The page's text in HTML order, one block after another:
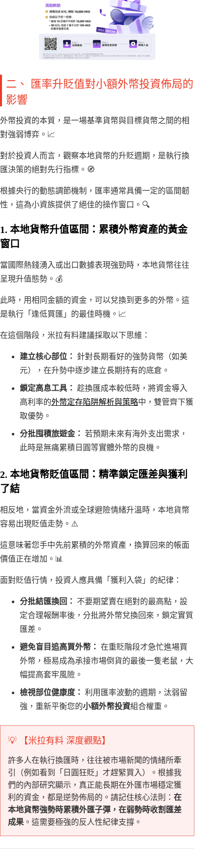
二、 匯率升貶值對小額外幣投資佈局的
影響
外幣投資的本質，是一場基準貨幣與目標貨幣之間的相
對強弱博弈。📈
對於投資人而言，觀察本地貨幣的升貶週期，是執行換
匯決策的絕對先行指標。🧭
根據央行的動態調節機制，匯率通常具備一定的區間韌
性，這為小資族提供了絕佳的操作窗口。🔍
1. 本地貨幣升值區間：累積外幣資產的黃金
窗口
當國際熱錢湧入或出口數據表現強勁時，本地貨幣往往
呈現升值態勢。💰
此時，用相同金額的資金，可以兌換到更多的外幣。這
是執行「逢低買匯」的最佳時機。📈
在這個階段，米拉有料建議採取以下思維：
建立核心部位：
針對長期看好的強勢貨幣（如美
元），在升勢中逐步建立長期持有的底倉。
鎖定高息工具： 趁換匯成本較低時，將資金導入
高利率的外幣定存陷阱解析與策略中，雙管齊下獲
取優勢。
分批囤積旅遊金： 若預期未來有海外支出需求，
此時是無痛累積日圓等實體外幣的良機。
2. 本地貨幣貶值區間：精準鎖定匯差與獲利
了結
相反地，當資金外流或全球避險情緒升溫時，本地貨幣
容易出現貶值走勢。⚠️
這意味著您手中先前累積的外幣資產，換算回來的帳面
價值正在增加。📊
面對貶值行情，投資人應具備「獲利入袋」的紀律：
分批結匯換回：
不要期望賣在絕對的最高點，設
定合理報酬率後，分批將外幣兌換回來，鎖定實質
匯差。
避免盲目追高買外幣： 在重貶階段才急忙進場買
外幣，極易成為承接市場倒貨的最後一隻老鼠，大
幅提高套牢風險。
檢視部位健康度： 利用匯率波動的週期，汰弱留
強，重新平衡您的小額外幣投資組合權重。
💡 【米拉有料 深度觀點】
許多人在執行換匯時，往往被市場新聞的情緒所牽
引（例如看到「日圓狂貶」才趕緊買入）。根據我
們的內部研究顯示，真正能長期在外匯市場穩定獲
利的資金，都是逆勢佈局的。請記住核心法則： 在
本地貨幣強勢時累積外匯子彈，在弱勢時收割匯差
成果 。這需要極強的反人性紀律支撐。